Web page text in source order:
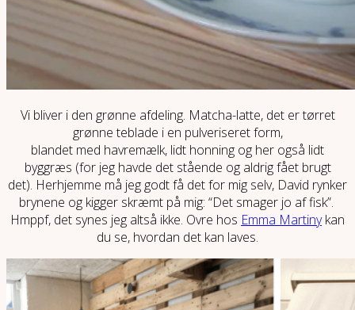
Vi bliver i den grønne afdeling. Matcha-latte, det er tørret
grønne teblade i en pulveriseret form,
blandet med havremælk, lidt honning og her også lidt
byggræs (for jeg havde det stående og aldrig fået brugt
det). Herhjemme må jeg godt få det for mig selv, David rynker
brynene og kigger skræmt på mig: “Det smager jo af fisk”.
Hmppf, det synes jeg altså ikke. Ovre hos Emma Martinykan
du se, hvordan det kan laves.